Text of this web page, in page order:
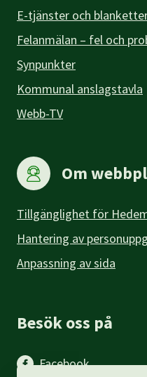
E-tjänster och
Felanmälan – fel och
Synpunkter
Kommunal anslagstavla
Webb-TV
Om
Tillgänglighet för
Hantering av
Anpassning av sida
Besök oss på
Facebook